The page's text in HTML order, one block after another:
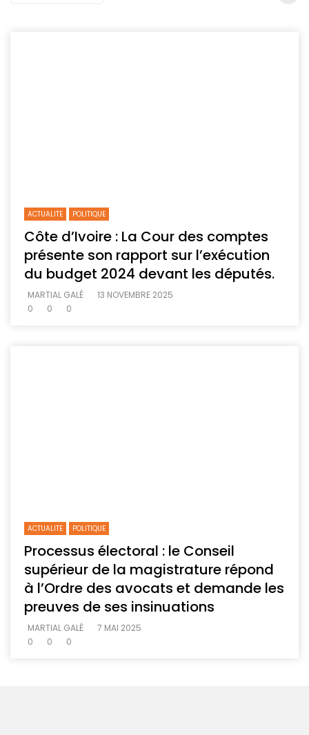
ACTUALITE POLITIQUE
Côte d’Ivoire : La Cour des comptes
présente son rapport sur l’exécution
du budget 2024 devant les députés.
MARTIAL GALÉ
13 NOVEMBRE 2025
0
0 0
ACTUALITE POLITIQUE
Processus électoral : le Conseil
supérieur de la magistrature répond
à l’Ordre des avocats et demande les
preuves de ses insinuations
MARTIAL GALÉ
7 MAI 2025
0
0 0